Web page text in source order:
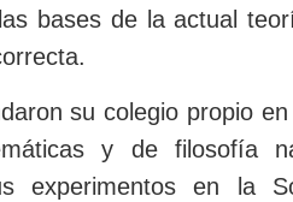
bases de la actual
su colegio propio
y de filosofía
experimentos en la